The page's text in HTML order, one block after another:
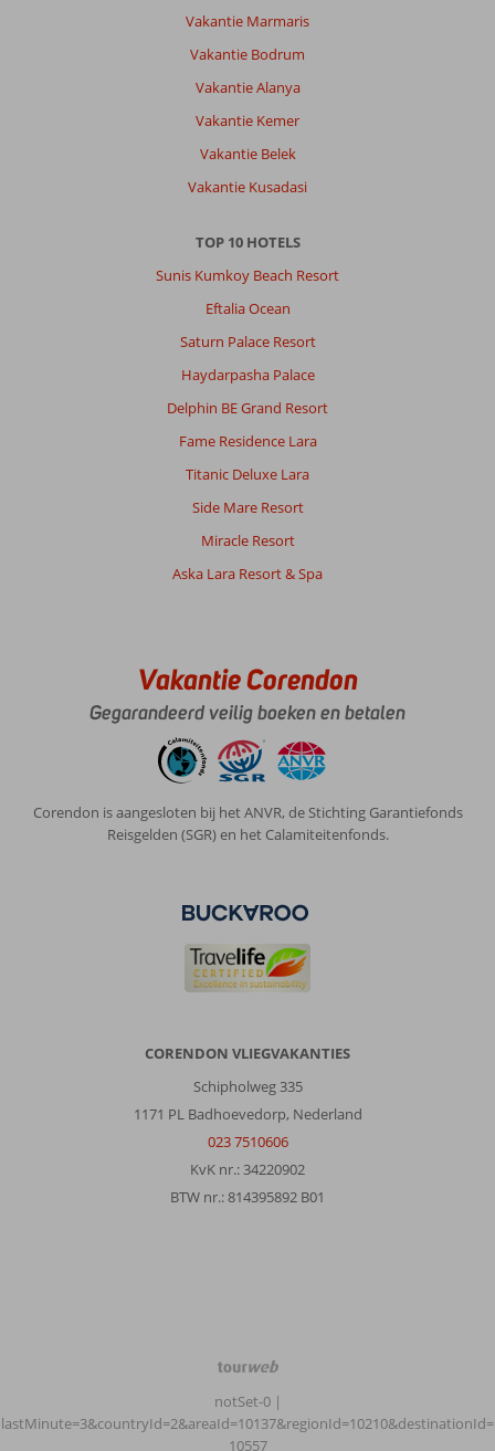
Vakantie Marmaris
Vakantie Bodrum
Vakantie Alanya
Vakantie Kemer
Vakantie Belek
Vakantie Kusadasi
TOP 10 HOTELS
Sunis Kumkoy Beach Resort
Eftalia Ocean
Saturn Palace Resort
Haydarpasha Palace
Delphin BE Grand Resort
Fame Residence Lara
Titanic Deluxe Lara
Side Mare Resort
Miracle Resort
Aska Lara Resort & Spa
Vakantie Corendon
Gegarandeerd veilig boeken en betalen
Corendon is aangesloten bij het ANVR, de Stichting Garantiefonds
Reisgelden (SGR) en het Calamiteitenfonds.
CORENDON VLIEGVAKANTIES
Schipholweg 335
1171 PL Badhoevedorp, Nederland
023 7510606
KvK nr.: 34220902
BTW nr.: 814395892 B01
TourWeb
©
NetMatch
notSet-0 |
lastMinute=3&countryId=2&areaId=10137&regionId=10210&destinationId=
10557